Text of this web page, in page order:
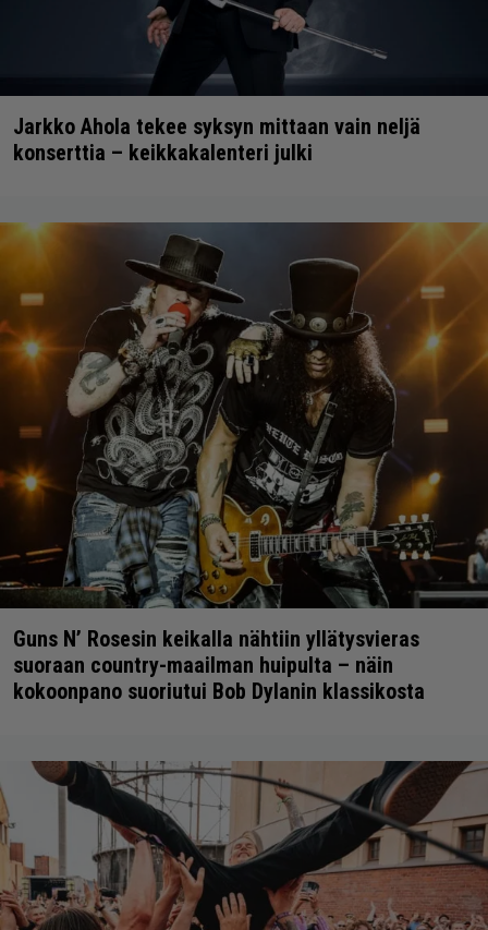
Jarkko Ahola tekee syksyn mittaan vain neljä
konserttia – keikkakalenteri julki
Guns N’ Rosesin keikalla nähtiin yllätysvieras
suoraan country-maailman huipulta – näin
kokoonpano suoriutui Bob Dylanin klassikosta